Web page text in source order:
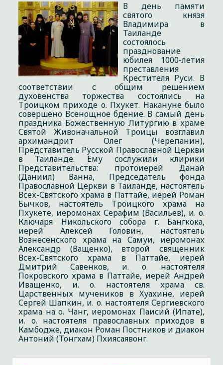
В день памяти
святого князя
Владимира в
Таиланде
состоялось
празднование
юбилея 1000-летия
преставления
Крестителя Руси. В
соответствии с общим решением
духовенства торжества состоялись на
Троицком приходе о. Пхукет. Накануне было
совершено Всенощное бдение. В самый день
праздника Божественную Литургию в храме
Святой Живоначальной Троицы возглавил
архимандрит Олег (Черепанин),
Представитель Русской Православной Церкви
в Таиланде. Ему сослужили клирики
Представительства: протоиерей Данай
(Даниил) Ванна, Председатель фонда
Православной Церкви в Таиланде, настоятель
Всех-Святского храма в Паттайе, иерей Роман
Бычков, настоятель Троицкого храма на
Пхукете, иеромонах Серафим (Васильев), и. о.
Ключаря Никольского собора г. Бангкока,
иерей Алексей Головин, настоятель
Вознесенского храма на Самуи, иеромонах
Александр (Ващенко), второй священник
Всех-Святского храма в Паттайе, иерей
Дмитрий Савенков, и. о. настоятеля
Покровского храма в Паттайе, иерей Андрей
Иващенко, и. о. настоятеля храма св.
Царственных мучеников в Хуахине, иерей
Сергей Шапкин, и. о. настоятеля Сергиевского
храма на о. Чанг, иеромонах Паисий (Ипате),
и. о. настоятеля православных приходов в
Камбодже, диакон Роман Постников и диакон
Антоний (Тонгхам) Пхиясаявонг.